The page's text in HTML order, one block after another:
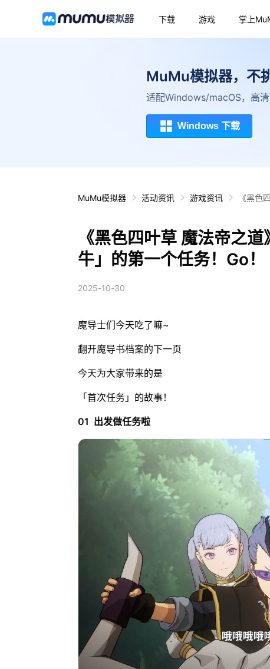
下载 游戏 掌上
MuMu模拟器，不
适配Windows/macOS，高
Windows 下载
MuMu模拟器 活动资讯 游戏资讯 《黑色
《黑色四叶草 魔法帝之
牛」的第一个任务！Go！
2025-10-30
魔导士们今天吃了嘛~
翻开魔导书档案的下一页
今天为大家带来的是
「首次任务」的故事！
01 出发做任务啦